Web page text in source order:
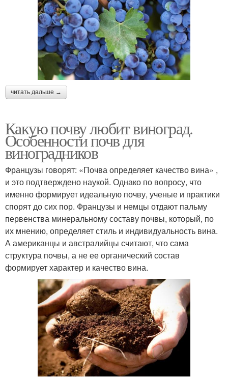
читать дальше →
Какую почву любит виноград.
Особенности почв для
виноградников
Французы говорят: «Почва определяет качество вина» ,
и это подтверждено наукой. Однако по вопросу, что
именно формирует идеальную почву, ученые и практики
спорят до сих пор. Французы и немцы отдают пальму
первенства минеральному составу почвы, который, по
их мнению, определяет стиль и индивидуальность вина.
А американцы и австралийцы считают, что сама
структура почвы, а не ее органический состав
формирует характер и качество вина.